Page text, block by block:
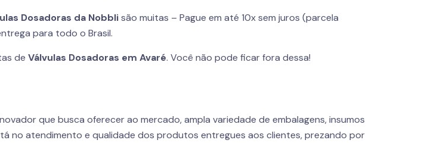
Dosadoras da Nobblisão muitas – Pague em até 10x sem juros (parcela
para todo o Brasil.
deVálvulas Dosadoras em Avaré. Você não pode ficar fora dessa!
que busca oferecer ao mercado, ampla variedade de embalagens, insumos
no atendimento e qualidade dos produtos entregues aos clientes, prezando por